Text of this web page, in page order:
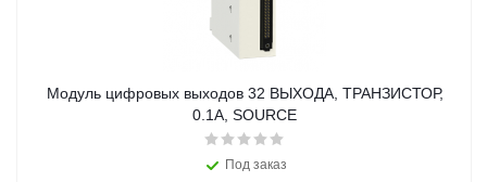
Модуль цифровых выходов 32 ВЫХОДА, ТРАНЗИСТОР,
0.1А, SOURCE
Под заказ